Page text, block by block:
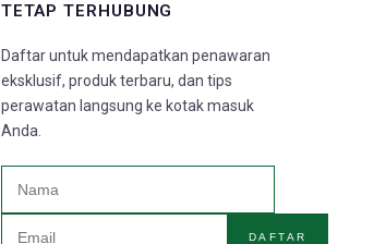
TETAP TERHUBUNG
Daftar untuk mendapatkan penawaran
eksklusif, produk terbaru, dan tips
perawatan langsung ke kotak masuk
Anda.
DAFTAR